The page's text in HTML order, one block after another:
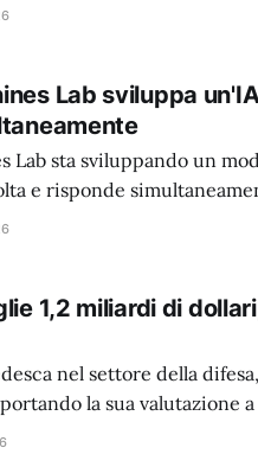
Lab sviluppa
Lab sta sviluppando un
e risponde
1,2 miliardi di
nel settore della
la sua valutazione